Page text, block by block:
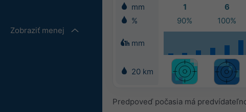
Zobraziť menej
mm
1 6
%
90% 100%
mm
20 km
Predpoveď počasia má